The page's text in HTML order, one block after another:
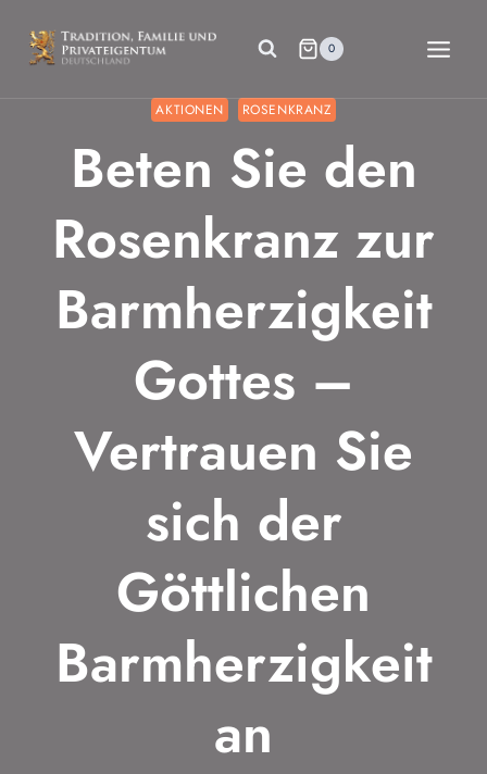
Inhalt
springen
0
AKTIONEN ROSENKRANZ
Beten Sie den
Rosenkranz zur
Barmherzigkeit
Gottes –
Vertrauen Sie
sich der
Göttlichen
Barmherzigkeit
an